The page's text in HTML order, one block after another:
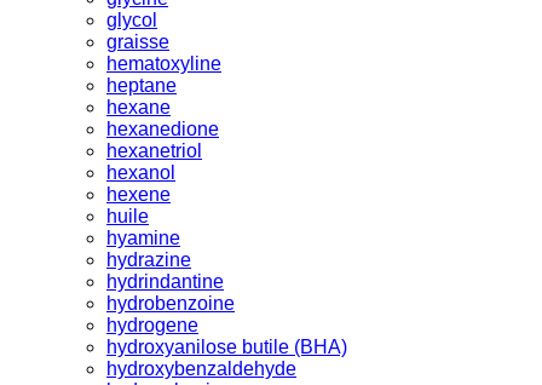
glycol
graisse
hematoxyline
heptane
hexane
hexanedione
hexanetriol
hexanol
hexene
huile
hyamine
hydrazine
hydrindantine
hydrobenzoine
hydrogene
hydroxyanilose butile (BHA)
hydroxybenzaldehyde